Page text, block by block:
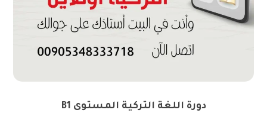
دورة اللغة التركية المستوى B1